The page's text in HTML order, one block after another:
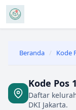
Beranda / Kode
Kode Pos
Daftar
DKI Jakarta.